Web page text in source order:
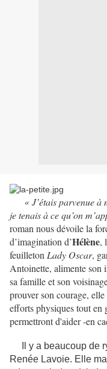
« J’étais parvenue à
je tenais à ce qu’on
roman nous dévoile la
d’imagination d’Hélène,
feuilleton Lady Oscar,
Antoinette, alimente son
sa famille et son
prouver son courage,
efforts physiques tout en
permettront d'aider -en
Il y a beaucoup de
Renée Lavoie. Elle